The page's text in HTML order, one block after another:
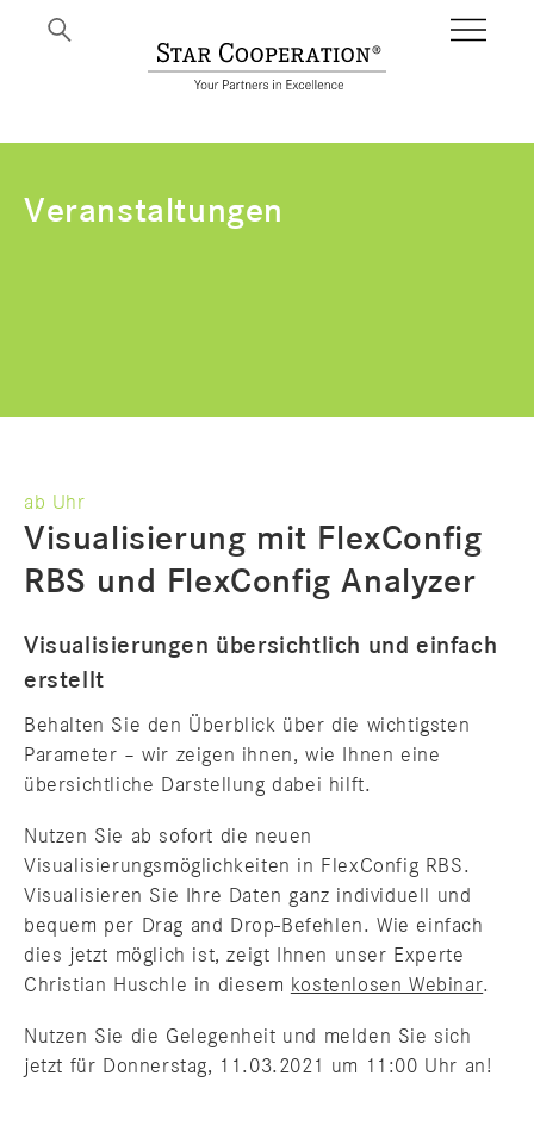
Veranstaltungen
ab Uhr
Visualisierung mit FlexConfig
RBS und FlexConfig Analyzer
Visualisierungen übersichtlich und einfach
erstellt
Behalten Sie den Überblick über die wichtigsten
Parameter – wir zeigen ihnen, wie Ihnen eine
übersichtliche Darstellung dabei hilft.
Nutzen Sie ab sofort die neuen
Visualisierungsmöglichkeiten in FlexConfig RBS.
Visualisieren Sie Ihre Daten ganz individuell und
bequem per Drag and Drop-Befehlen. Wie einfach
dies jetzt möglich ist, zeigt Ihnen unser Experte
Christian Huschle in diesem kostenlosen Webinar.
Nutzen Sie die Gelegenheit und melden Sie sich
jetzt für Donnerstag, 11.03.2021 um 11:00 Uhr an!